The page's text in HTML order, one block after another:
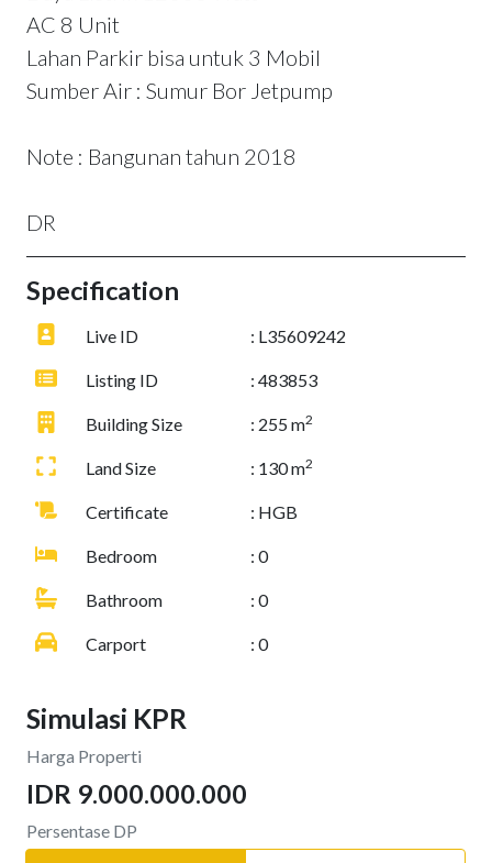
AC 8 Unit
Lahan Parkir bisa untuk 3 Mobil
Sumber Air : Sumur Bor Jetpump
Note : Bangunan tahun 2018
DR
Specification
Live ID : L35609242
Listing ID : 483853
Building Size : 255 m2
Land Size : 130 m2
Certificate : HGB
Bedroom : 0
Bathroom : 0
Carport : 0
Simulasi KPR
Harga Properti
IDR 9.000.000.000
Persentase DP